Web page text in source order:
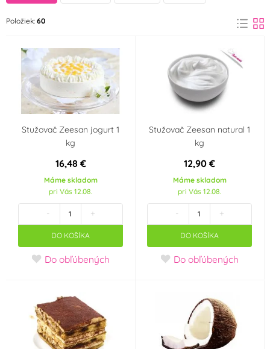
Dawn
Zeelandia
Príchuť (aróma)
Lesní ovoce (2) Arašídy (1)
(1) Tiramisu (4)
Banán Meruňka
Káva (4) Karamel (1)
Smetana, mléko,
jogurt (7)
Tropické ovoce (4)
Položiek: 60
Stužovač Zeesan jogurt 1
kg
16,48 €
Máme skladom
pri Vás 12.08.
- +
DO KOŠÍKA
Do obľúbených
Stužovač Zeesan natural 1
kg
12,90 €
Máme skladom
pri Vás 12.08.
- +
DO KOŠÍKA
Do obľúbených